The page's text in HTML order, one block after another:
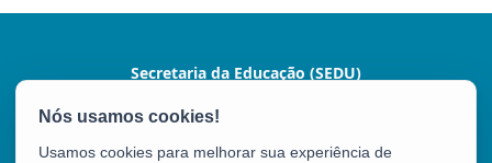
Secretaria da Educação (SEDU)
Av. César Hilal, 1111 - Santa Lúcia
Tel.: 3636-7600 / 3636-7601
Usamos cookies para melhorar sua experiência de